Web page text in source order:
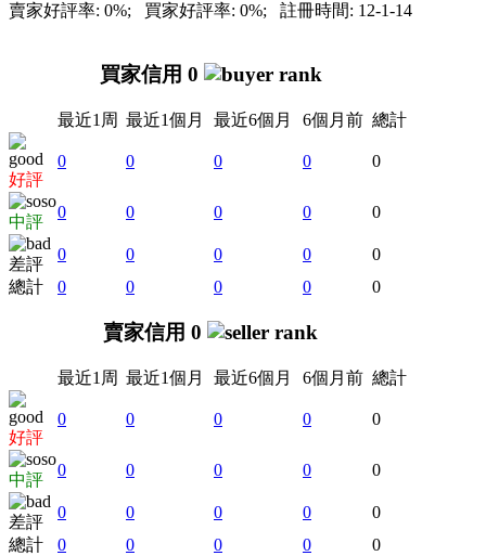
賣家好評率: 0%; 買家好評率: 0%; 註冊時間: 12-1-14
買家信用 0
最近1周 最近1個月 最近6個月 6個月前 總計
好評
0 0 0 0 0
中評
0 0 0 0 0
差評
0 0 0 0
0
總計
0 0 0 0 0
賣家信用 0
最近1周 最近1個月 最近6個月 6個月前 總計
好評
0 0 0 0 0
中評
0 0 0 0 0
差評
0 0 0 0
0
總計
0 0 0 0 0